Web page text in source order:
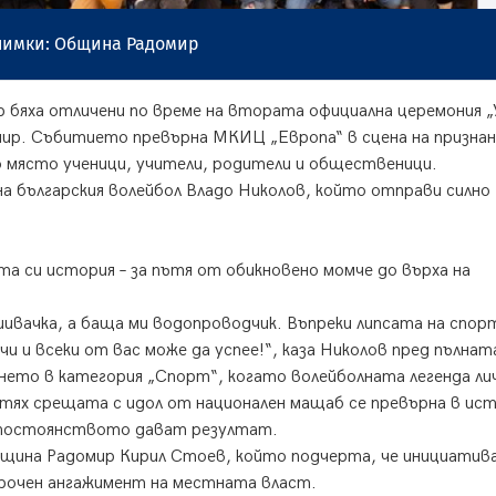
Община Радомир
отличени по време на втората официална церемония
Събитието превърна МКИЦ „Европа“ в сцена на
ученици, учители, родители и общественици.
волейбол Владо Николов, който отправи силно
си история – за пътя от обикновено момче до върха на
а баща ми водопроводчик. Въпреки липсата на
и всеки от вас може да успее!“, каза Николов пред
в категория „Спорт“, когато волейболната легенда
срещата с идол от национален мащаб се превърна в
дават резултат.
Радомир Кирил Стоев, който подчерта, че
ангажимент на местната власт.